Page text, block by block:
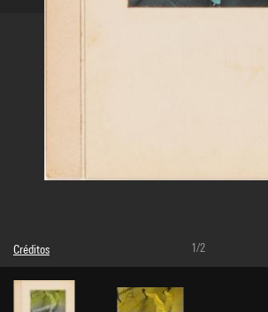
Créditos
© Adagp, Paris
Créditos fotográficos : Centre Pompidou, MNAM-CCI/
GrandPalaisRmn
1/2